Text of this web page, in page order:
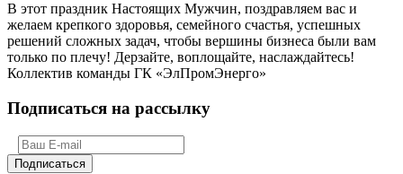
В этот праздник Настоящих Мужчин, поздравляем вас и
желаем крепкого здоровья, семейного счастья, успешных
решений сложных задач, чтобы вершины бизнеса были вам
только по плечу! Дерзайте, воплощайте, наслаждайтесь!
Коллектив команды ГК «ЭлПромЭнерго»
Подписаться на рассылку